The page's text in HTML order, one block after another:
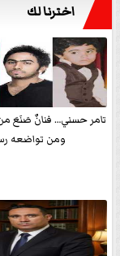
اخترنا لك
تامر حسني… فنانٌ صَنَعَ
ومن تواضعه